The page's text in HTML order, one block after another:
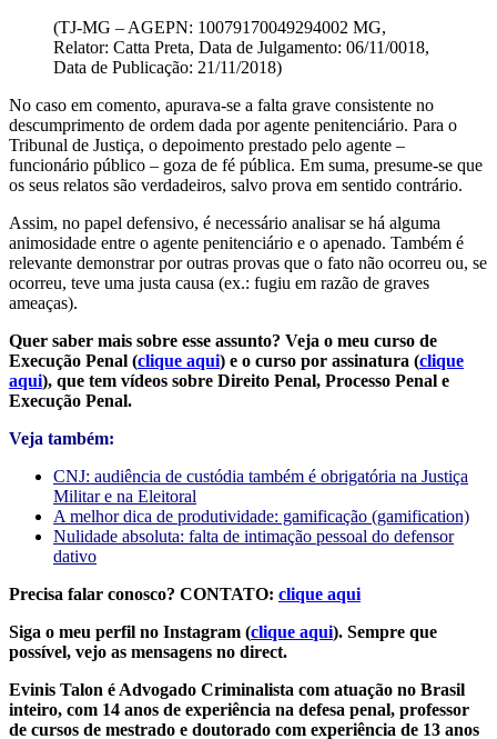
(TJ-MG – AGEPN: 10079170049294002 MG,
Relator: Catta Preta, Data de Julgamento: 06/11/0018,
Data de Publicação: 21/11/2018)
No caso em comento, apurava-se a falta grave consistente no
descumprimento de ordem dada por agente penitenciário. Para o
Tribunal de Justiça, o depoimento prestado pelo agente –
funcionário público – goza de fé pública. Em suma, presume-se que
os seus relatos são verdadeiros, salvo prova em sentido contrário.
Assim, no papel defensivo, é necessário analisar se há alguma
animosidade entre o agente penitenciário e o apenado. Também é
relevante demonstrar por outras provas que o fato não ocorreu ou, se
ocorreu, teve uma justa causa (ex.: fugiu em razão de graves
ameaças).
Quer saber mais sobre esse assunto? Veja o meu curso de
Execução Penal (clique aqui) e o curso por assinatura (clique
aqui), que tem vídeos sobre Direito Penal, Processo Penal e
Execução Penal.
Veja também:
CNJ: audiência de custódia também é obrigatória na Justiça
Militar e na Eleitoral
A melhor dica de produtividade: gamificação (gamification)
Nulidade absoluta: falta de intimação pessoal do defensor
dativo
Precisa falar conosco? CONTATO: clique aqui
Siga o meu perfil no Instagram (clique aqui). Sempre que
possível, vejo as mensagens no direct.
Evinis Talon é Advogado Criminalista com atuação no Brasil
inteiro, com 14 anos de experiência na defesa penal, professor
de cursos de mestrado e doutorado com experiência de 13 anos